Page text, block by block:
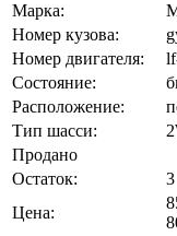
Марка:
Номер кузова:
Номер двигателя:
Состояние:
Расположение:
Тип шасси:
Продано
Остаток:
3
Цена: